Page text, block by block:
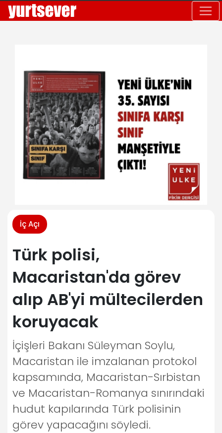
İç Açı
Türk polisi,
Macaristan'da görev
alıp AB'yi mültecilerden
koruyacak
İçişleri Bakanı Süleyman Soylu,
Macaristan ile imzalanan protokol
kapsamında, Macaristan-Sırbistan
ve Macaristan-Romanya sınırındaki
hudut kapılarında Türk polisinin
görev yapacağını söyledi.